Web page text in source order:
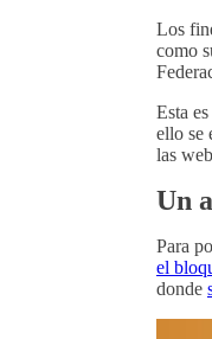
Los
como
Esta
ello se
las
Un
Para
el
donde